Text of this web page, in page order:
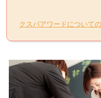
クスパアワードについて